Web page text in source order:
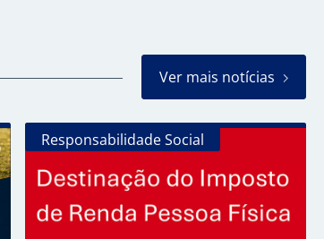
Ver mais notícias
Responsabilidade Social